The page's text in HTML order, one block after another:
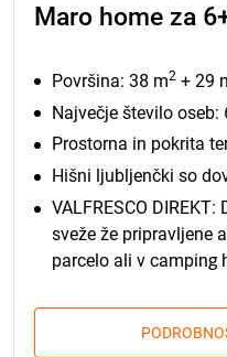
Maro home za
Površina: 38 m2 + 29
Največje število oseb:
Prostorna in pokrita
Hišni ljubljenčki so
VALFRESCO
sveže že pripravljene
parcelo ali v camping